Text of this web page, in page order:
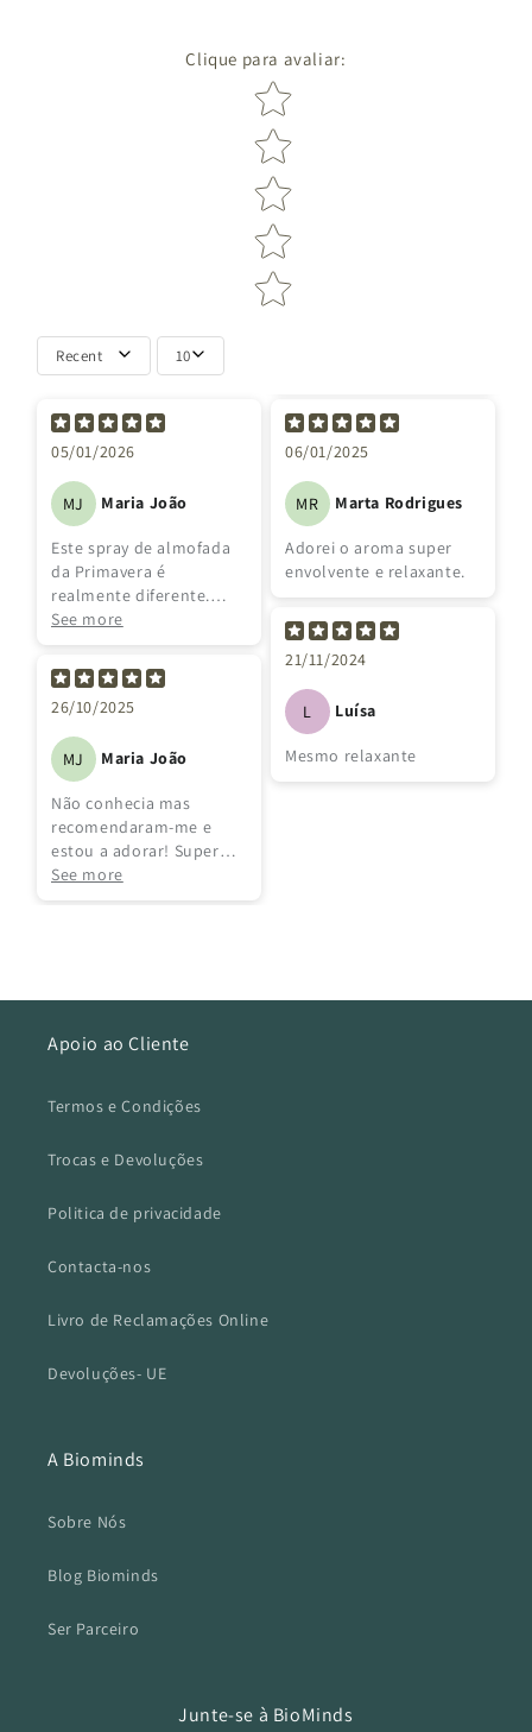
Clique para avaliar:
Star rating
Recent 10
05/01/2026
MJ Maria João
Este spray de almofada
da Primavera é
realmente diferente.
Uma amiga a viver na
Alemanha recomendou-
me para ajudar a relaxar.
Não conhecia a marca e
surpreendeu-me.
See more
26/10/2025
MJ Maria João
Não conhecia mas
recomendaram-me e
estou a adorar! Super
relaxante.
See more
06/01/2025
MR Marta Rodrigues
Adorei o aroma super
envolvente e relaxante.
21/11/2024
L Luísa
Mesmo relaxante
Apoio ao Cliente
Termos e Condições
Trocas e Devoluções
Politica de privacidade
Contacta-nos
Livro de Reclamações Online
Devoluções- UE
A Biominds
Sobre Nós
Blog Biominds
Ser Parceiro
Junte-se à BioMinds